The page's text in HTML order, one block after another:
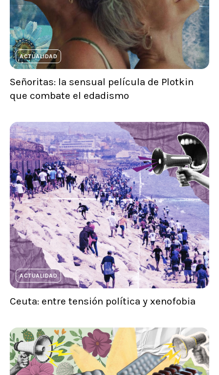
ACTUALIDAD
Señoritas: la sensual película de Plotkin
que combate el edadismo
ACTUALIDAD
Ceuta: entre tensión política y xenofobia